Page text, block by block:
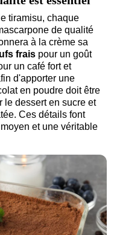
tiramisu, chaque
de qualité
à la crème sa
frais pour un goût
un café fort et
d'apporter une
en poudre doit être
le dessert en sucre et
Ces détails font
et une véritable